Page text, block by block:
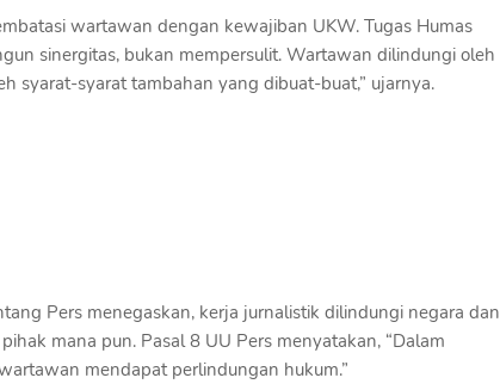
wartawan dengan kewajiban UKW. Tugas Humas
sinergitas, bukan mempersulit. Wartawan dilindungi oleh
syarat-syarat tambahan yang dibuat-buat,” ujarnya.
Pers menegaskan, kerja jurnalistik dilindungi negara dan
mana pun. Pasal 8 UU Pers menyatakan, “Dalam
mendapat perlindungan hukum.”